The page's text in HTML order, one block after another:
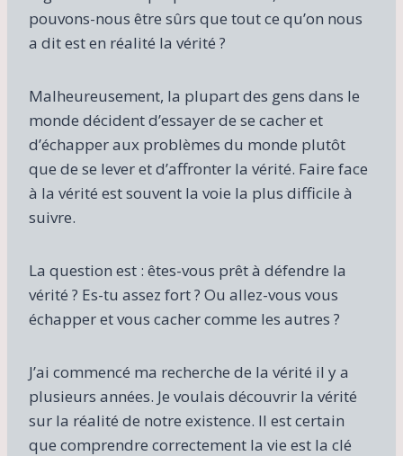
pouvons-nous être sûrs que tout ce qu’on nous
a dit est en réalité la vérité ?
Malheureusement, la plupart des gens dans le
monde décident d’essayer de se cacher et
d’échapper aux problèmes du monde plutôt
que de se lever et d’affronter la vérité. Faire face
à la vérité est souvent la voie la plus difficile à
suivre.
La question est : êtes-vous prêt à défendre la
vérité ? Es-tu assez fort ? Ou allez-vous vous
échapper et vous cacher comme les autres ?
J’ai commencé ma recherche de la vérité il y a
plusieurs années. Je voulais découvrir la vérité
sur la réalité de notre existence. Il est certain
que comprendre correctement la vie est la clé